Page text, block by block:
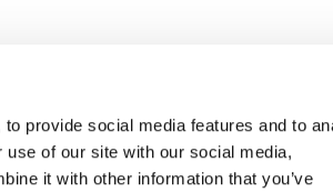
provide social media features and to
of our site with our social media,
it with other information that you’ve